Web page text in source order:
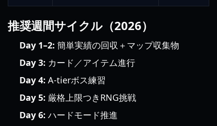
推奨週間サイクル（2026）
Day 1–2: 簡単実績の回収＋マップ収集物
Day 3: カード／アイテム進行
Day 4: A-tierボス練習
Day 5: 厳格上限つきRNG挑戦
Day 6: ハードモード推進